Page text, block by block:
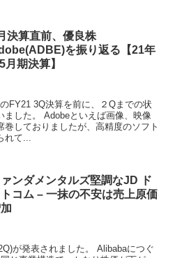
決算直前、優良株
を振り返る【21年
月期決算】
FY21 3Q決算を前に、２Qまでの状
ました。 Adobeといえば画像、映像
しておりましたが、高精度のソフト
れて...
ンダメンタルズ堅調なJD ド
トコム – 一抹の不安は売上原価
が発表されました。 Alibabaにつぐ